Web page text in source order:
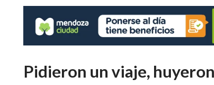
Pidieron un viaje,